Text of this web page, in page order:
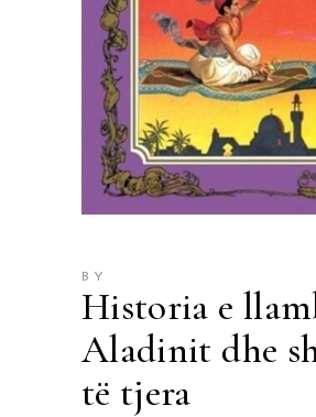
BY
Historia e
Aladinit dhe
të tjera